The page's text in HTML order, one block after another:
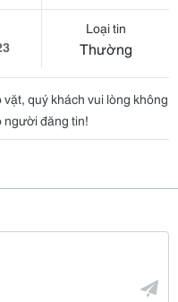
Loại tin
Thường
quý khách vui lòng không
đăng tin!